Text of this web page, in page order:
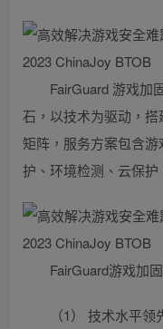
FairGuard 游戏加
石，以技术为驱动，
矩阵，服务方案包含
护、环境检测、云保
FairGuard游戏加固
（1） 技术水平领